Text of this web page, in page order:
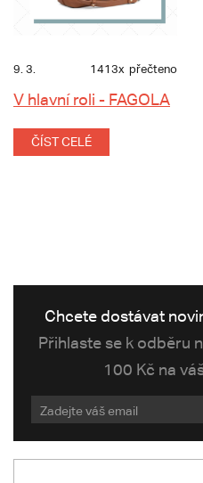
9. 3. 1413x přečteno
V hlavní roli - FAGOLA
ČÍST CELÉ
Chcete dostávat
Přihlaste se k odběru
100 Kč na